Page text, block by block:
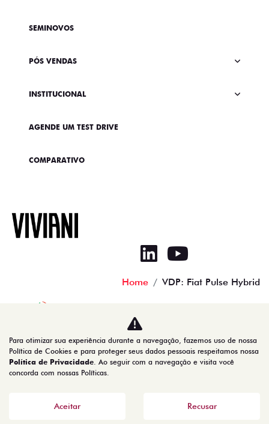
SEMINOVOS
PÓS VENDAS
INSTITUCIONAL
AGENDE UM TEST DRIVE
COMPARATIVO
Home VDP: Fiat Pulse Hybrid
No trânsito, enxergar o outro salva vidas.
00.550.527/0001-90
Desenvolvido pela DEALERSPACE ® Direitos Reservados.
Para otimizar sua experiência durante a navegação, fazemos uso de nossa
Política de Cookies e para proteger seus dados pessoais respeitamos nossa
Política de Privacidade. Ao seguir com a navegação e visita você
concorda com nossas Políticas.
Aceitar Recusar